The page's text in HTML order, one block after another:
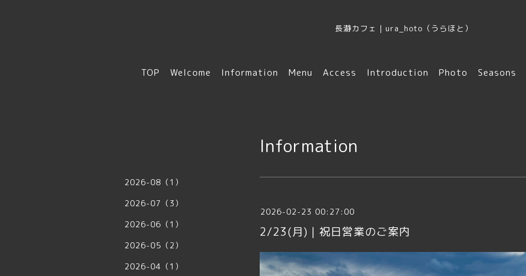
長瀞カフェ｜ura_hoto（うらほと）
TOP Welcome Information Menu Access Introduction Photo Seasons
Information
2026-02-23 00:27:00
2/23(月)｜祝日営業のご案内
2026-08（1）
2026-07（3）
2026-06（1）
2026-05（2）
2026-04（1）